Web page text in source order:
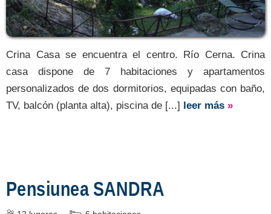
Crina Casa se encuentra el centro. Río Cerna. Crina
casa dispone de 7 habitaciones y apartamentos
personalizados de dos dormitorios, equipadas con baño,
TV, balcón (planta alta), piscina de [...] leer más »
Pensiunea SANDRA